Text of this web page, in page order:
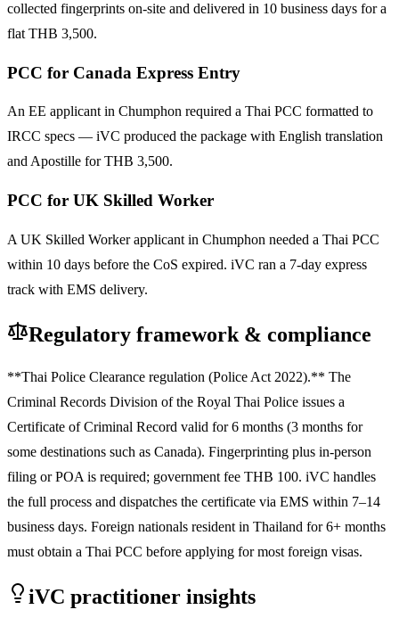
collected fingerprints on-site and delivered in 10 business days for a
flat THB 3,500.
PCC for Canada Express Entry
An EE applicant in Chumphon required a Thai PCC formatted to
IRCC specs — iVC produced the package with English translation
and Apostille for THB 3,500.
PCC for UK Skilled Worker
A UK Skilled Worker applicant in Chumphon needed a Thai PCC
within 10 days before the CoS expired. iVC ran a 7-day express
track with EMS delivery.
Regulatory framework & compliance
**Thai Police Clearance regulation (Police Act 2022).** The
Criminal Records Division of the Royal Thai Police issues a
Certificate of Criminal Record valid for 6 months (3 months for
some destinations such as Canada). Fingerprinting plus in-person
filing or POA is required; government fee THB 100. iVC handles
the full process and dispatches the certificate via EMS within 7–14
business days. Foreign nationals resident in Thailand for 6+ months
must obtain a Thai PCC before applying for most foreign visas.
iVC practitioner insights